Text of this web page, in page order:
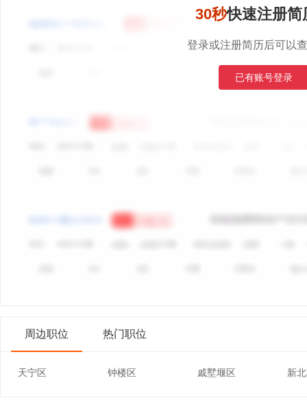
30秒快速注册简
登录或注册简历后可以
已有账号登录
周边职位 热门职位
天宁区 钟楼区 戚墅堰区 新